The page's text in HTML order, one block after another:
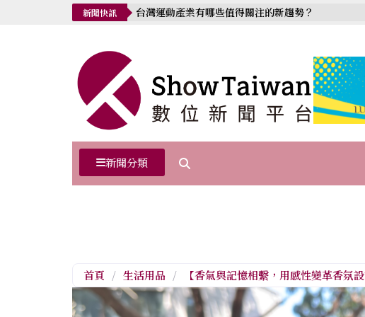
新聞快訊 台灣運動產業有哪些值得關注的新趨勢？
新聞分類
首頁 / 生活用品 / 【香氣與記憶相繫，用感性變革香